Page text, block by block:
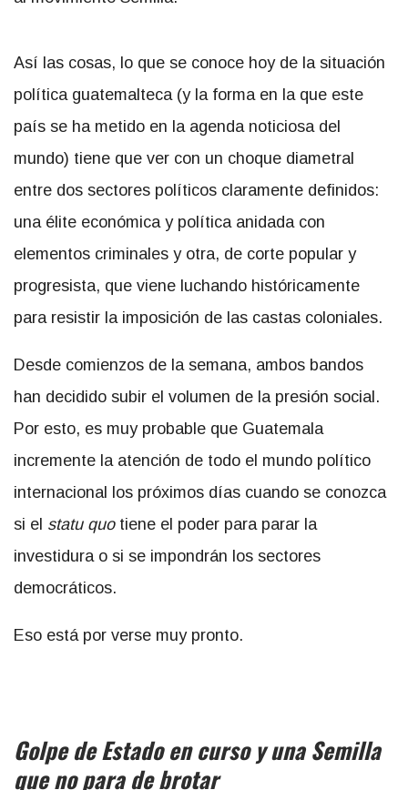
Así las cosas, lo que se conoce hoy de la situación
política guatemalteca (y la forma en la que este
país se ha metido en la agenda noticiosa del
mundo) tiene que ver con un choque diametral
entre dos sectores políticos claramente definidos:
una élite económica y política anidada con
elementos criminales y otra, de corte popular y
progresista, que viene luchando históricamente
para resistir la imposición de las castas coloniales.
Desde comienzos de la semana, ambos bandos
han decidido subir el volumen de la presión social.
Por esto, es muy probable que Guatemala
incremente la atención de todo el mundo político
internacional los próximos días cuando se conozca
si el statu quotiene el poder para parar la
investidura o si se impondrán los sectores
democráticos.
Eso está por verse muy pronto.
Golpe de Estado en curso y una Semilla
que no para de brotar